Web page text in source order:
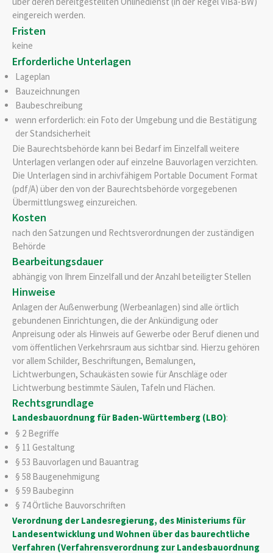
eingereich werden.
Fristen
keine
Erforderliche Unterlagen
Lageplan
Bauzeichnungen
Baubeschreibung
wenn erforderlich: ein Foto der Umgebung und die Bestätigung
der Standsicherheit
Die Baurechtsbehörde kann bei Bedarf im Einzelfall weitere
Unterlagen verlangen oder auf einzelne Bauvorlagen verzichten.
Die Unterlagen sind in archivfähigem Portable Document Format
(pdf/A) über den von der Baurechtsbehörde vorgegebenen
Übermittlungsweg einzureichen.
Kosten
nach den Satzungen und Rechtsverordnungen der zuständigen
Behörde
Bearbeitungsdauer
abhängig von Ihrem Einzelfall und der Anzahl beteiligter Stellen
Hinweise
Anlagen der Außenwerbung (Werbeanlagen) sind alle örtlich
gebundenen Einrichtungen, die der Ankündigung oder
Anpreisung oder als Hinweis auf Gewerbe oder Beruf dienen und
vom öffentlichen Verkehrsraum aus sichtbar sind. Hierzu gehören
vor allem Schilder, Beschriftungen, Bemalungen,
Lichtwerbungen, Schaukästen sowie für Anschläge oder
Lichtwerbung bestimmte Säulen, Tafeln und Flächen.
Rechtsgrundlage
Landesbauordnung für Baden-Württemberg (LBO):
§ 2 Begriffe
§ 11 Gestaltung
§ 53 Bauvorlagen und Bauantrag
§ 58 Baugenehmigung
§ 59 Baubeginn
§ 74 Örtliche Bauvorschriften
Verordnung der Landesregierung, des Ministeriums für
Landesentwicklung und Wohnen über das baurechtliche
Verfahren (Verfahrensverordnung zur Landesbauordnung